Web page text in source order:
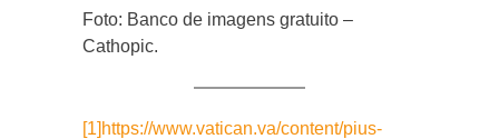
Foto: Banco de imagens gratuito –
Cathopic.
[1] https://www.vatican.va/content/pius-